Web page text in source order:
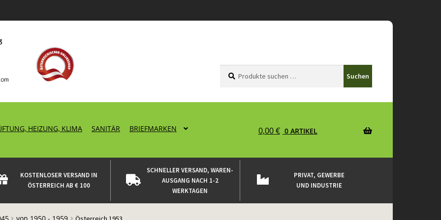
nach:
Suchen
HEIZUNG, KLIMA SANITÄR BRIEFMARKEN 0,00€ 0 ARTIKEL
KOSTENLOSER VERSAND IN
ÖSTERREICH AB € 100
SCHNELLER VERSAND, WAREN-
AUSGANG NACH 1-2
WERKTAGEN
PRIVAT, GEWERBE
UND INDUSTRIE